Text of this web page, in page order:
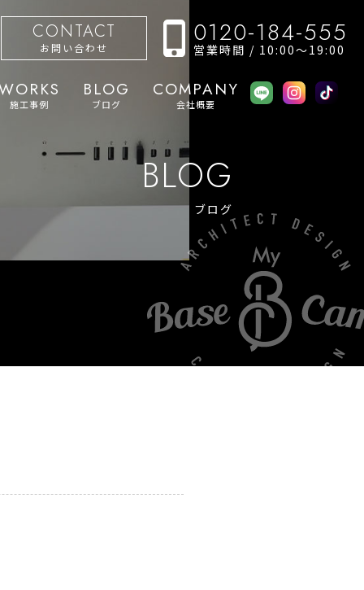
CONTACT
お問い合わせ 0120-184-555
営業時間 / 10:00〜19:00
施工事例
BLOG
ブログ
COMPANY
会社概要
BLOG
ブログ